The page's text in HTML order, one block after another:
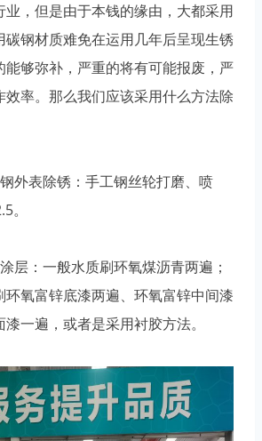
业，但是由于本钱的缘由，大都采用
碳钢材质难免在运用几年后呈现生锈
能够弥补，严重的将有可能报废，严
效率。那么我们应该采用什么方法除
表除锈：手工钢丝轮打磨、喷
。
：一般水质刷环氧煤沥青两遍；
环氧富锌底漆两遍、环氧富锌中间漆
一遍，或者是采用衬胶方法。